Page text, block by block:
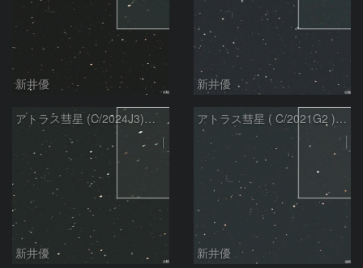
新井優 新井優
アトラス彗星 (C/2024J3)：2026/07/26
新井優
アトラス彗星 ( C/2021G2 )：2026/07/09
新井優